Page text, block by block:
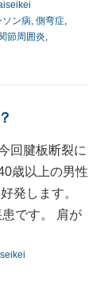
ソン病 側弯症
節周囲炎
回腱板断裂に
歳以上の男性
発します。
です。 肩が